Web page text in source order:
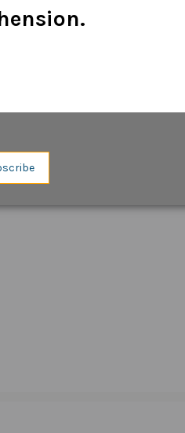
de bord.
vents (vitesse, direction,
sur un écran personnalisable si le